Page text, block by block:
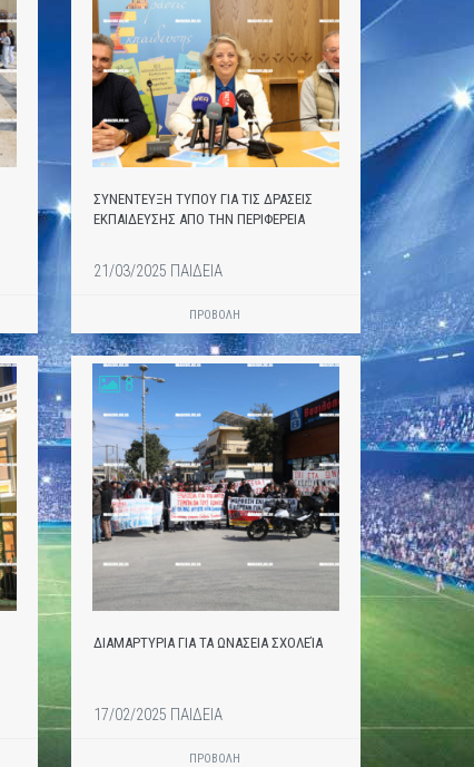
ΣΥΝΕΝΤΕΥΞΗ ΤΥΠΟΥ ΓΙΑ ΤΙΣ ΔΡΑΣΕΙΣ
ΕΚΠΑΙΔΕΥΣΗΣ ΑΠΟ ΤΗΝ ΠΕΡΙΦΕΡΕΙΑ
21/03/2025 ΠΑΙΔΕΙΑ
ΠΡΟΒΟΛΗ
8
ΔΙΑΜΑΡΤΥΡΙΑ ΓΙΑ ΤΑ ΩΝΑΣΕΙΑ ΣΧΟΛΕΊΑ
17/02/2025 ΠΑΙΔΕΙΑ
ΠΡΟΒΟΛΗ